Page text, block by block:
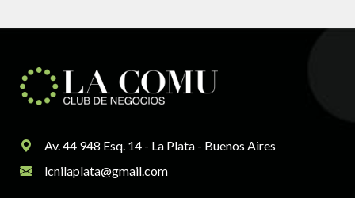
Av. 44 948 Esq. 14 - La Plata - Buenos Aires
lcnilaplata@gmail.com